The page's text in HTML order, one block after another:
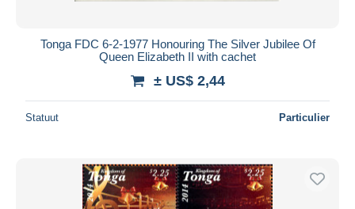
Tonga FDC 6-2-1977 Honouring The Silver Jubilee Of
Queen Elizabeth II with cachet
± US$ 2,44
Statuut Particulier